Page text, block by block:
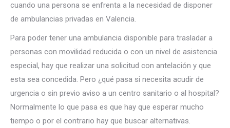
cuando una persona se enfrenta a la necesidad de disponer
de ambulancias privadas en Valencia.
Para poder tener una ambulancia disponible para trasladar a
personas con movilidad reducida o con un nivel de asistencia
especial, hay que realizar una solicitud con antelación y que
esta sea concedida. Pero ¿qué pasa si necesita acudir de
urgencia o sin previo aviso a un centro sanitario o al hospital?
Normalmente lo que pasa es que hay que esperar mucho
tiempo o por el contrario hay que buscar alternativas.